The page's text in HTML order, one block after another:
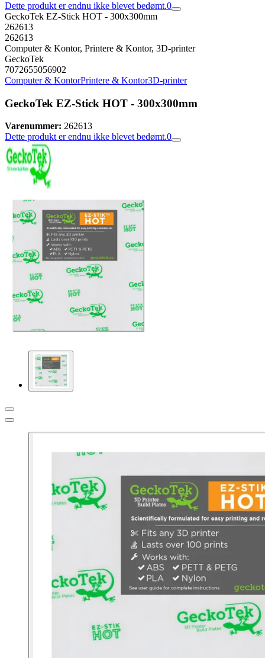
Dette produkt er endnu ikke blevet bedømt.0
GeckoTek EZ-Stick HOT - 300x300mm
262613
262613
Computer & Kontor, Printere & Kontor, 3D-printer
GeckoTek
7072655056902
Computer & KontorPrintere & Kontor3D-printer
GeckoTek EZ-Stick HOT - 300x300mm
Varenummer: 262613
Dette produkt er endnu ikke blevet bedømt.0